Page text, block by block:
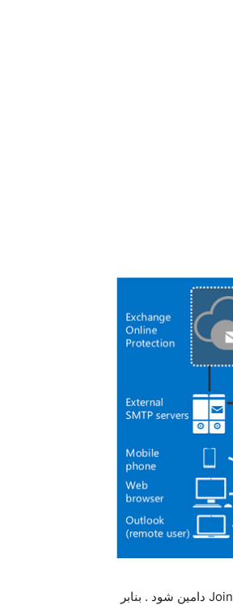
VM دیگری نیز نیاز دارید به نام ex-2016 که باید ویندوز سرور 2012R2 باشد و می بایست Join دامین شود . بنابر